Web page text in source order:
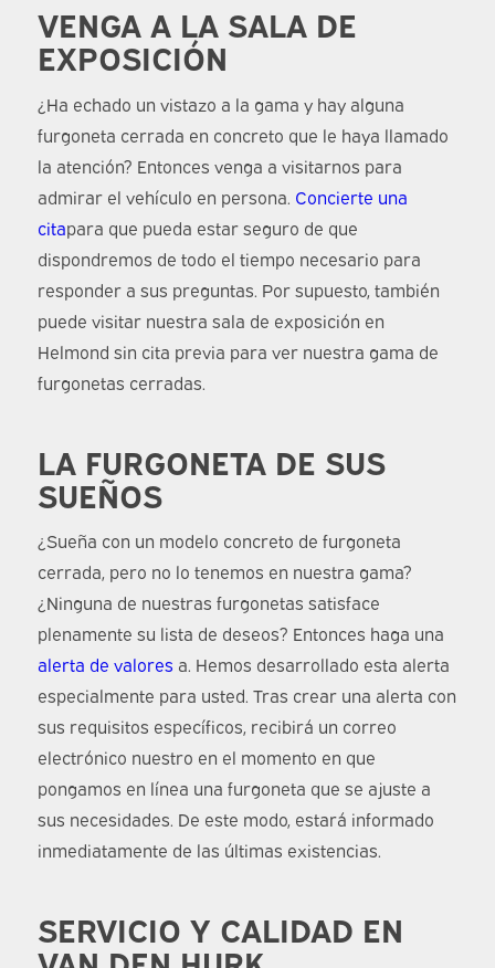
VENGA A LA SALA DE
EXPOSICIÓN
¿Ha echado un vistazo a la gama y hay alguna
furgoneta cerrada en concreto que le haya llamado
la atención? Entonces venga a visitarnos para
admirar el vehículo en persona. Concierte una
citapara que pueda estar seguro de que
dispondremos de todo el tiempo necesario para
responder a sus preguntas. Por supuesto, también
puede visitar nuestra sala de exposición en
Helmond sin cita previa para ver nuestra gama de
furgonetas cerradas.
LA FURGONETA DE SUS
SUEÑOS
¿Sueña con un modelo concreto de furgoneta
cerrada, pero no lo tenemos en nuestra gama?
¿Ninguna de nuestras furgonetas satisface
plenamente su lista de deseos? Entonces haga una
alerta de valores a. Hemos desarrollado esta alerta
especialmente para usted. Tras crear una alerta con
sus requisitos específicos, recibirá un correo
electrónico nuestro en el momento en que
pongamos en línea una furgoneta que se ajuste a
sus necesidades. De este modo, estará informado
inmediatamente de las últimas existencias.
SERVICIO Y CALIDAD EN